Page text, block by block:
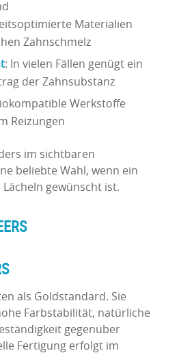
Materialien
Zahnschmelz
: In vielen Fällen genügt ein
der Zahnsubstanz
Werkstoffe
Reizungen
im sichtbaren
beliebte Wahl, wenn ein
gewünscht ist.
als Goldstandard. Sie
Farbstabilität, natürliche
gegenüber
Fertigung erfolgt im